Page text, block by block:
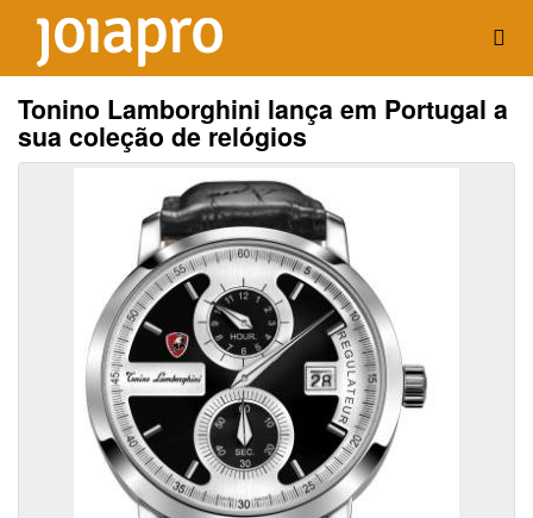
Tonino Lamborghini lança em Portugal a
sua coleção de relógios